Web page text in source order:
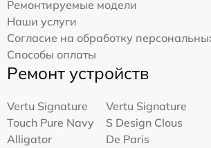
Ремонтируемые модели
Наши услуги
Согласие на обработку
Способы оплаты
Ремонт устройств
Vertu Signature
Touch Pure Navy
Alligator
Vertu Signature
S Design Clous
De Paris